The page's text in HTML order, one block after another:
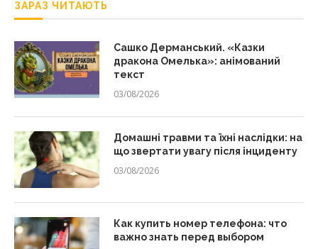
ЗАРАЗ ЧИТАЮТЬ
Сашко Дерманський. «Казки
дракона Омелька»: анімований
текст
03/08/2026
Домашні травми та їхні наслідки: на
що звертати увагу після інциденту
03/08/2026
Как купить номер телефона: что
важно знать перед выбором